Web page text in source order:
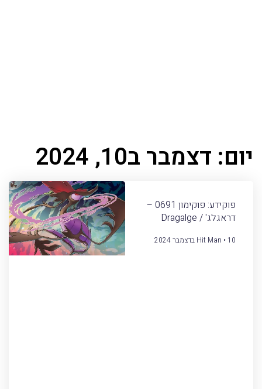
יום: דצמבר ב10, 2024
פוקידע: פוקימון 0691 –
דראגלג' / Dragalge
Hit Man 10 בדצמבר 2024